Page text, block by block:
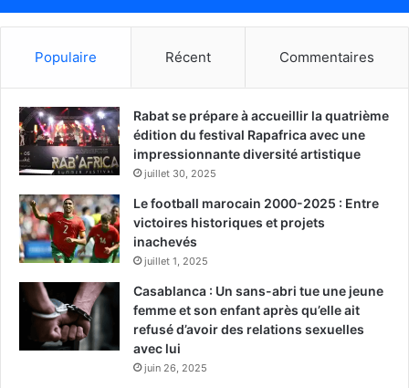
Populaire Récent Commentaires
Rabat se prépare à accueillir la quatrième
édition du festival Rapafrica avec une
impressionnante diversité artistique
juillet 30, 2025
Le football marocain 2000-2025 : Entre
victoires historiques et projets
inachevés
juillet 1, 2025
Casablanca : Un sans-abri tue une jeune
femme et son enfant après qu’elle ait
refusé d’avoir des relations sexuelles
avec lui
juin 26, 2025